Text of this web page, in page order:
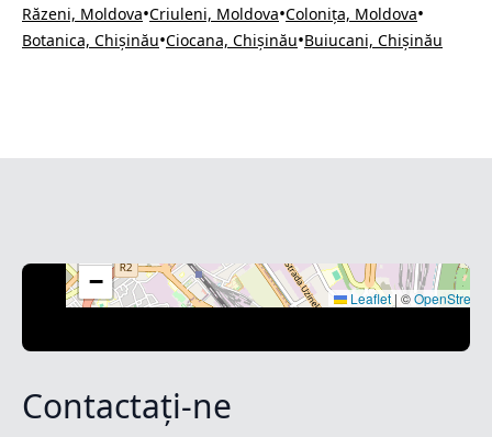
Răzeni, Moldova•Criuleni, Moldova•Colonița, Moldova•
Botanica, Chișinău•Ciocana, Chișinău•Buiucani, Chișinău
−
Leaflet | ©
Contactați-ne